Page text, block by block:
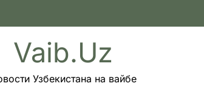
Vaib.uz
Узбекистана на вайбе